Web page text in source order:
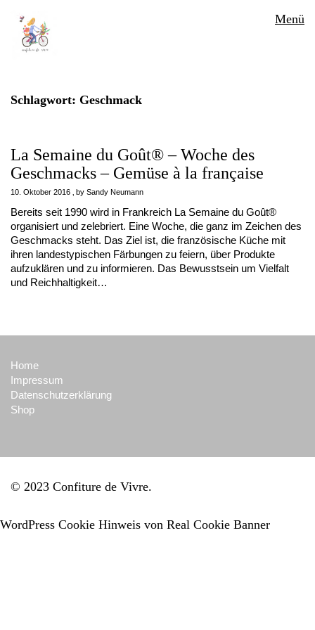
Menü
Schlagwort: Geschmack
La Semaine du Goût® – Woche des
Geschmacks – Gemüse à la française
10. Oktober 2016 by Sandy Neumann
Bereits seit 1990 wird in Frankreich La Semaine du Goût®
organisiert und zelebriert. Eine Woche, die ganz im Zeichen des
Geschmacks steht. Das Ziel ist, die französische Küche mit
ihren landestypischen Färbungen zu feiern, über Produkte
aufzuklären und zu informieren. Das Bewusstsein um Vielfalt
und Reichhaltigkeit…
Home
Impressum
Datenschutzerklärung
Shop
© 2023 Confiture de Vivre
WordPress Cookie Hinweis von Real Cookie Banner